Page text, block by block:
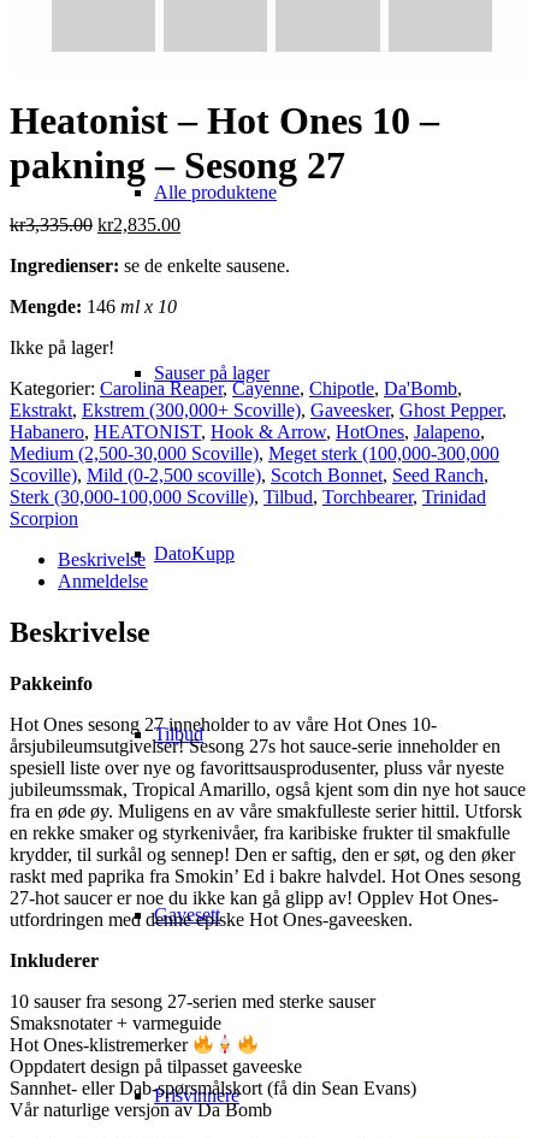
Alle produktene
Sauser på lager
DatoKupp
Tilbud
Gavesett
Prisvinnere
Heatonist – Hot Ones 10 –
pakning – Sesong 27
kr3,335.00 Opprinnelig
var:
kr2,835.00Nåværende
er:
Ingredienser: se de enkelte sausene.
Mengde: 146 ml x 10
Ikke på lager!
Kategorier: Carolina Reaper,Cayenne, Chipotle, Da'Bomb,
Ekstrakt, Ekstrem (300,000+ Scoville), Gaveesker, Ghost Pepper,
Habanero, HEATONIST, Hook & Arrow, HotOnes, Jalapeno,
Medium (2,500-30,000 Scoville), Meget sterk (100,000-300,000
Scoville), Mild (0-2,500 scoville), Scotch Bonnet, Seed Ranch,
Sterk (30,000-100,000 Scoville), Tilbud, Torchbearer, Trinidad
Scorpion
Beskrivelse
Anmeldelse
Beskrivelse
Pakkeinfo
Hot Ones sesong 27 inneholder to av våre Hot Ones 10-
årsjubileumsutgivelser! Sesong 27s hot sauce-serie inneholder en
spesiell liste over nye og favorittsausprodusenter, pluss vår nyeste
jubileumssmak, Tropical Amarillo, også kjent som din nye hot sauce
fra en øde øy. Muligens en av våre smakfulleste serier hittil. Utforsk
en rekke smaker og styrkenivåer, fra karibiske frukter til smakfulle
krydder, til surkål og sennep! Den er saftig, den er søt, og den øker
raskt med paprika fra Smokin’ Ed i bakre halvdel. Hot Ones sesong
27-hot saucer er noe du ikke kan gå glipp av! Opplev Hot Ones-
utfordringen med denne episke Hot Ones-gaveesken.
Inkluderer
10 sauser fra sesong 27-serien med sterke sauser
Smaksnotater + varmeguide
Hot Ones-klistremerker
Oppdatert design på tilpasset gaveeske
Sannhet- eller Dab-spørsmålskort (få din Sean Evans)
Vår naturlige versjon av Da Bomb